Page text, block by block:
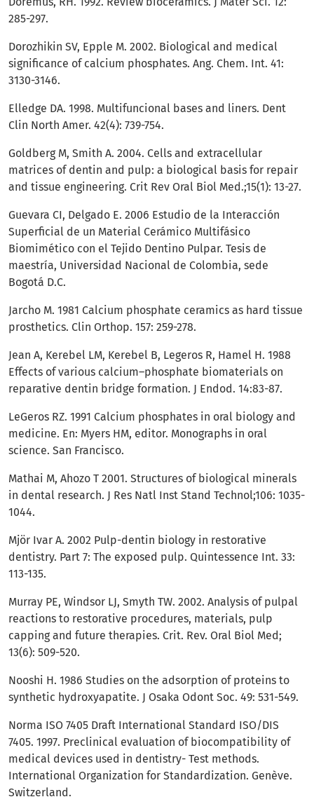
285-297.
Dorozhikin SV, Epple M. 2002. Biological and medical
significance of calcium phosphates. Ang. Chem. Int. 41:
3130-3146.
Elledge DA. 1998. Multifuncional bases and liners. Dent
Clin North Amer. 42(4): 739-754.
Goldberg M, Smith A. 2004. Cells and extracellular
matrices of dentin and pulp: a biological basis for repair
and tissue engineering. Crit Rev Oral Biol Med.;15(1): 13-27.
Guevara CI, Delgado E. 2006 Estudio de la Interacción
Superficial de un Material Cerámico Multifásico
Biomimético con el Tejido Dentino Pulpar. Tesis de
maestría, Universidad Nacional de Colombia, sede
Bogotá D.C.
Jarcho M. 1981 Calcium phosphate ceramics as hard tissue
prosthetics. Clin Orthop. 157: 259-278.
Jean A, Kerebel LM, Kerebel B, Legeros R, Hamel H. 1988
Effects of various calcium–phosphate biomaterials on
reparative dentin bridge formation. J Endod. 14:83-87.
LeGeros RZ. 1991 Calcium phosphates in oral biology and
medicine. En: Myers HM, editor. Monographs in oral
science. San Francisco.
Mathai M, Ahozo T 2001. Structures of biological minerals
in dental research. J Res Natl Inst Stand Technol;106: 1035-
1044.
Mjör Ivar A. 2002 Pulp-dentin biology in restorative
dentistry. Part 7: The exposed pulp. Quintessence Int. 33:
113-135.
Murray PE, Windsor LJ, Smyth TW. 2002. Analysis of pulpal
reactions to restorative procedures, materials, pulp
capping and future therapies. Crit. Rev. Oral Biol Med;
13(6): 509-520.
Nooshi H. 1986 Studies on the adsorption of proteins to
synthetic hydroxyapatite. J Osaka Odont Soc. 49: 531-549.
Norma ISO 7405 Draft International Standard ISO/DIS
7405. 1997. Preclinical evaluation of biocompatibility of
medical devices used in dentistry- Test methods.
International Organization for Standardization. Genève.
Switzerland.